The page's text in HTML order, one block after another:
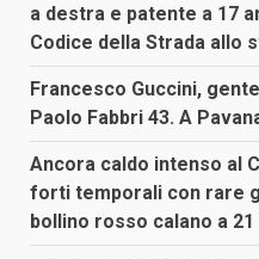
a destra e patente a 17
Codice della Strada allo
Francesco Guccini,
Paolo Fabbri 43. A
Ancora caldo intenso al
forti temporali con rare
bollino rosso calano a 21